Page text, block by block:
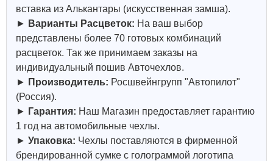
вставка из Алькантары (искусственная замша).
► Варианты Расцветок: На ваш выбор
представлены более 70 готовых комбинаций
расцветок. Так же принимаем заказы на
индивидуальный пошив Авточехлов.
► Производитель: Росшвейнгрупп "Автопилот"
(Россия).
► Гарантия: Наш Магазин предоставляет гарантию
1 год на автомобильные чехлы.
► Упаковка: Чехлы поставляются в фирменной
брендированной сумке с голограммой логотипа